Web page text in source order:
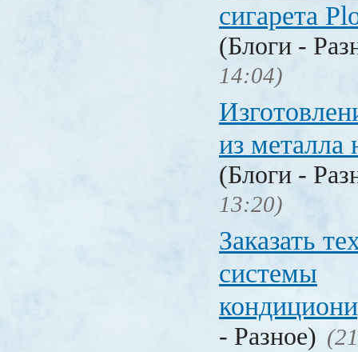
сигарета
(Блоги -
14:04)
из
(Блоги -
13:20)
Заказать
системы
- Разное)